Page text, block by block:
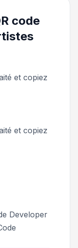
code
et copiez
et copiez
Developer